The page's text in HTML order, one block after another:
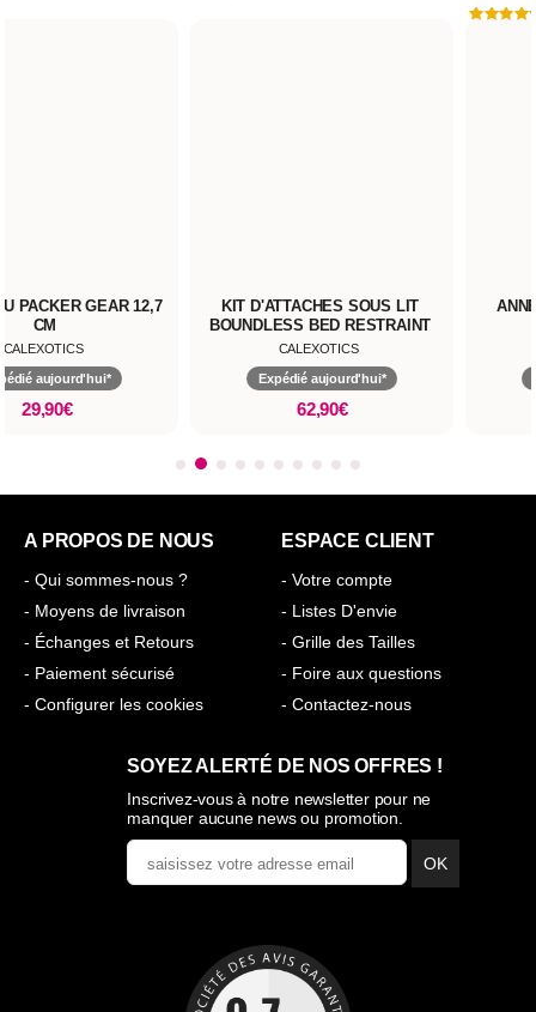
KIT D'ATTACHES SOUS LIT
BOUNDLESS BED RESTRAINT
CALEXOTICS
Expédié aujourd'hui*
ANNEAU
Expédié
A PROPOS DE NOUS
- Qui sommes-nous ?
- Moyens de livraison
- Échanges et Retours
- Paiement sécurisé
- Configurer les cookies
ESPACE CLIENT
- Votre compte
- Listes D'envie
- Grille des Tailles
- Foire aux questions
- Contactez-nous
SOYEZ ALERTÉ DE NOS OFFRES !
Inscrivez-vous à notre newsletter pour ne
manquer aucune news ou promotion.
OK